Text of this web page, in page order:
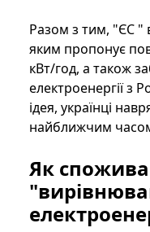
Разом з тим, "ЄС "
яким пропонує
кВт/год, а також
електроенергії з
ідея, українці
найближчим
Як